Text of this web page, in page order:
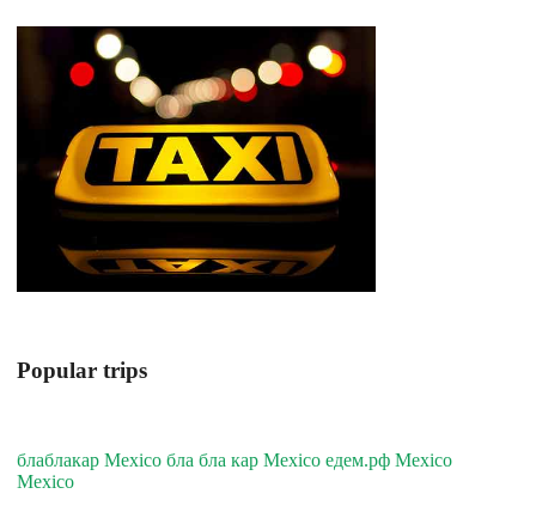
Popular trips
блаблакар Mexico бла бла кар Mexico едем.рф Mexico
Mexico